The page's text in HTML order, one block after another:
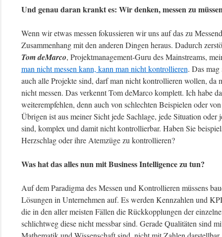
Und genau daran krankt es: Wir denken, messen zu
Wenn wir etwas messen fokussieren wir uns auf das zu
Zusammenhang mit den anderen Dingen heraus. Dadurch
Tom deMarco, Projektmanagement-Guru des Mainstreams,
man nicht messen kann, kann man nicht kontrollieren. Das
auch alle Projekte sind, darf man nicht kontrollieren wollen, da
nicht messen. Das verkennt Tom deMarco komplett. Ich habe
weiterempfehlen, denn auch von schlechten Beispielen oder
Übrigen ist aus meiner Sicht jede Sachlage, jede Situation
sind, komplex und damit nicht kontrollierbar. Haben Sie
Herzschlag oder ihre Atemzüge zu kontrollieren?
Was hat das alles nun mit Business Intelligence zu tun?
Auf dem Paradigma des Messen und Kontrollieren müssens
Lösungen in Unternehmen auf. Es werden Kennzahlen und
die in den aller meisten Fällen die Rückkopplungen der
schlichtweg diese nicht messbar sind. Gerade Qualitäten sind